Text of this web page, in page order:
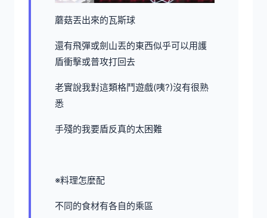
蘑菇丟出來的瓦斯球
還有飛彈或劍山丟的東西似乎可以用護
盾衝擊或普攻打回去
老實說我對這類格鬥遊戲(咦?)沒有很熟
悉
手殘的我要盾反真的太困難
※料理怎麼配
不同的食材有各自的乘區